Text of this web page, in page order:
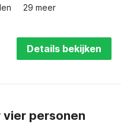
29 meer
Details bekijken
vier personen